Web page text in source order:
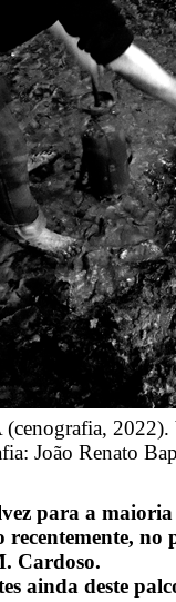
2022).
João Renato
para a maioria
recentemente, no
Cardoso.
ainda deste